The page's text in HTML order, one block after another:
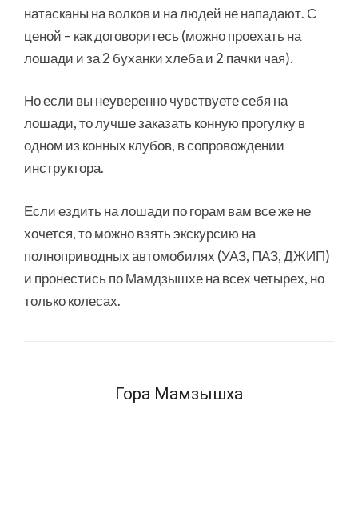
натасканы на волков и на людей не нападают. С
ценой – как договоритесь (можно проехать на
лошади и за 2 буханки хлеба и 2 пачки чая).
Но если вы неуверенно чувствуете себя на
лошади, то лучше заказать конную прогулку в
одном из конных клубов, в сопровождении
инструктора.
Если ездить на лошади по горам вам все же не
хочется, то можно взять экскурсию на
полноприводных автомобилях (УАЗ, ПАЗ, ДЖИП)
и пронестись по Мамдзышхе на всех четырех, но
только колесах.
Гора Мамзышха